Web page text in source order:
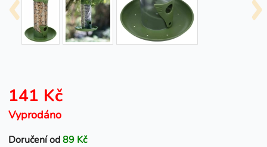
141 Kč
Vyprodáno
Doručení od89 Kč